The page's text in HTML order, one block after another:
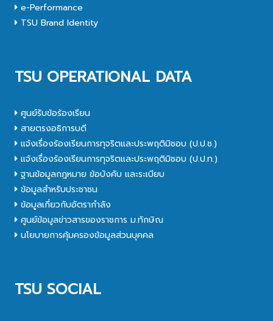
e-Performance
TSU Brand Identity
TSU OPERATIONAL DATA
ศูนย์รับข้อร้องเรียน
สายตรงอธิการบดี
แจ้งเรื่องร้องเรียนการทุจริตและประพฤติมิชอบ (ป.ป.ช.)
แจ้งเรื่องร้องเรียนการทุจริตและประพฤติมิชอบ (ป.ป.ท.)
ฐานข้อมูลกฎหมาย ข้อบังคับ และระเบียบ
ข้อมูลสำหรับประชาชน
ข้อมูลเกี่ยวกับอัตรากำลัง
ศูนย์ข้อมูลข่าวสารของราชการ ม.ทักษิณ
นโยบายการคุ้มครองข้อมูลส่วนบุคคล
TSU SOCIAL